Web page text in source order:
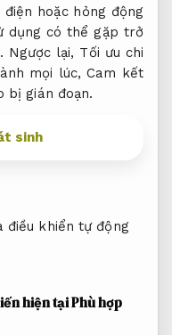
hoặc hỏng động
dụng có thể gặp trở
Ngược lại, Tối ưu chi
mọi lúc,Cam kết
bị gián đoạn.
sinh
hiện tạiPhù hợp